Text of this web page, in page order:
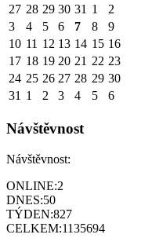
27 28 29 30 31 1
2
3
4 5 6 7 8
9
10 11 12 13 14 15 16
17 18 19 20 21 22 23
24 25 26 27 28 29 30
31 1 2 3 4 5 6
Návštěvnost
Návštěvnost:
ONLINE:2
DNES:50
TÝDEN:827
CELKEM:1135694